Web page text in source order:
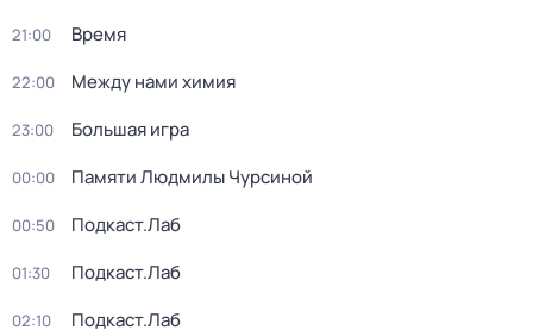
21:00 Время
22:00 Между нами химия
23:00 Большая игра
00:00 Памяти Людмилы Чурсиной
00:50 Подкаст.Лаб
01:30 Подкаст.Лаб
02:10 Подкаст.Лаб